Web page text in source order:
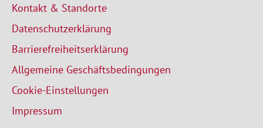
Kontakt & Standorte
Datenschutzerklärung
Barrierefreiheitserklärung
Allgemeine Geschäftsbedingungen
Cookie-Einstellungen
Impressum